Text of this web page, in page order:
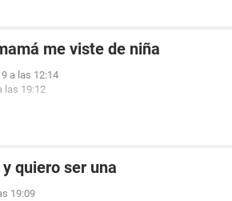
me viste de niña
a las 12:14
las 19:12
quiero ser una
19:09